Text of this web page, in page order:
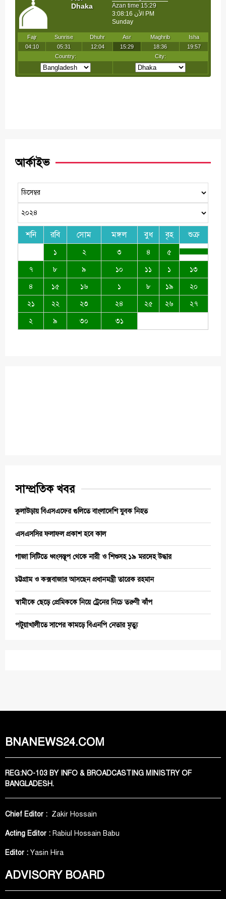
আর্কাইভ
শনি রবি সোম মঙ্গল বুধ বৃহ শুক্র
১ ২ ৩ ৪
৫
৭
৮ ৯ ১০ ১১ ১
১৩
৪
১৫ ১৬ ১ ৮ ১৯
২০
২১
২২ ২৩ ২৪ ২৫ ২৬
২৭
২
৯ ৩০ ৩১
সাম্প্রতিক খবর
কুলাউড়ায় বিএসএফের গুলিতে বাংলাদেশি যুবক নিহত
এসএসসির ফলাফল প্রকাশ হবে কাল
গাজা সিটিতে ধ্বংসস্তূপ থেকে নারী ও শিশুসহ ১৯ মরদেহ উদ্ধার
চট্টগ্রাম ও কক্সবাজার আসছেন প্রধানমন্ত্রী তারেক রহমান
স্বামীকে ছেড়ে প্রেমিককে নিয়ে ট্রেনের নিচে তরুণী ঝাঁপ
পটুয়াখালীতে সাপের কামড়ে বিএনপি নেতার মৃত্যু
BNANEWS24.COM
REG:NO-103 BY INFO & BROADCASTING MINISTRY OF
BANGLADESH.
Chief Editor : Zakir Hossain
Acting Editor : Rabiul Hossain Babu
Editor : Yasin Hira
ADVISORY BOARD